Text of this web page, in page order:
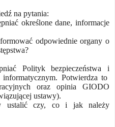
na pytania:
określone dane, informacje
odpowiednie organy o
Polityk bezpieczeństwa i
informatycznym. Potwierdza to
oraz opinia GIODO
ustawy).
ustalić czy, co i jak należy